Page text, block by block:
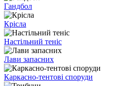
Гандбол
Крісла
Настільний теніс
Лави запасних
Каркасно-тентові споруди